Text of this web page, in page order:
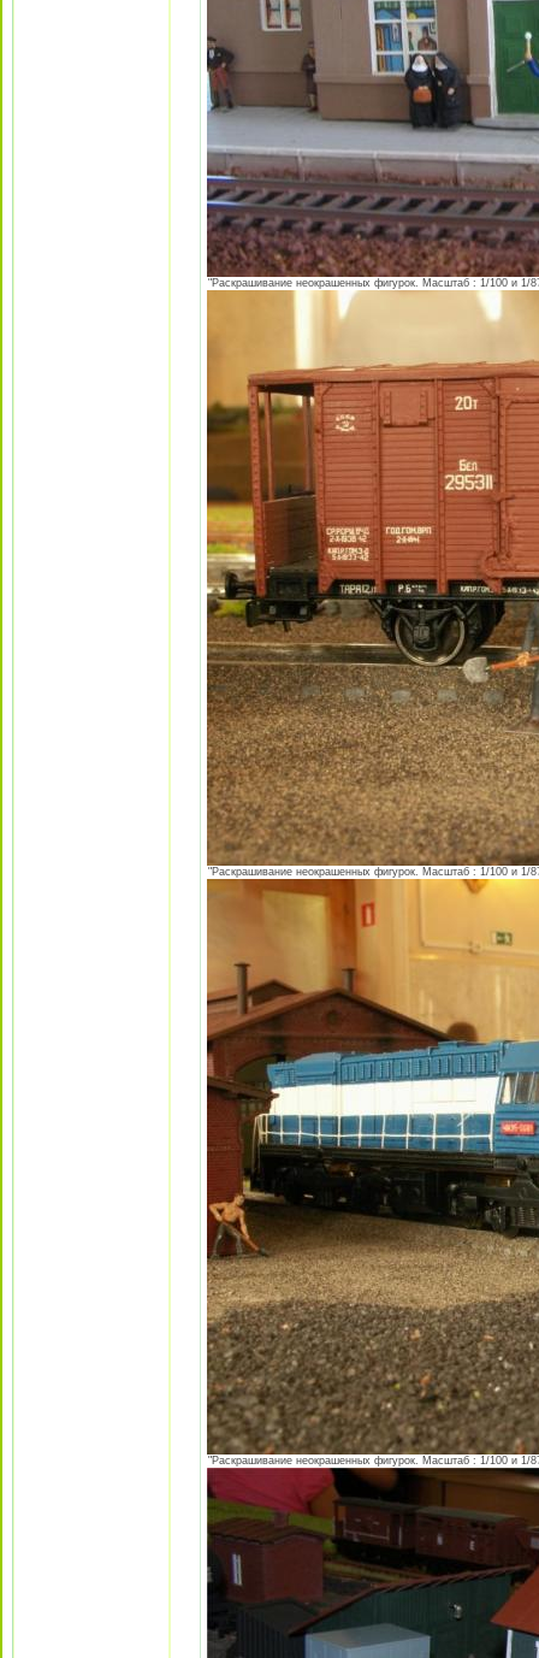
"Раскрашивание неокрашенных фигурок. Масштаб : 1/100 и 1/
"Раскрашивание неокрашенных фигурок. Масштаб : 1/100 и 1/
"Раскрашивание неокрашенных фигурок. Масштаб : 1/100 и 1/